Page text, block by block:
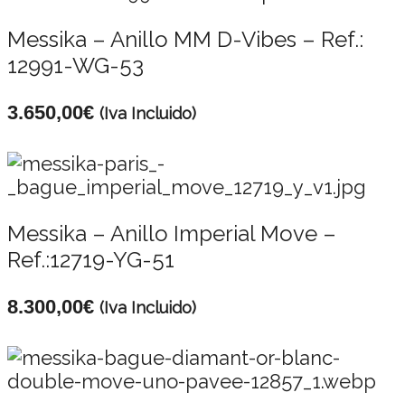
Messika – Anillo MM D-Vibes – Ref.:
12991-WG-53
3.650,00€ (Iva Incluido)
Messika – Anillo Imperial Move –
Ref.:12719-YG-51
8.300,00€ (Iva Incluido)